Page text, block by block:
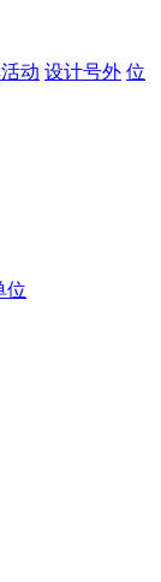
动 设计号外 位
位